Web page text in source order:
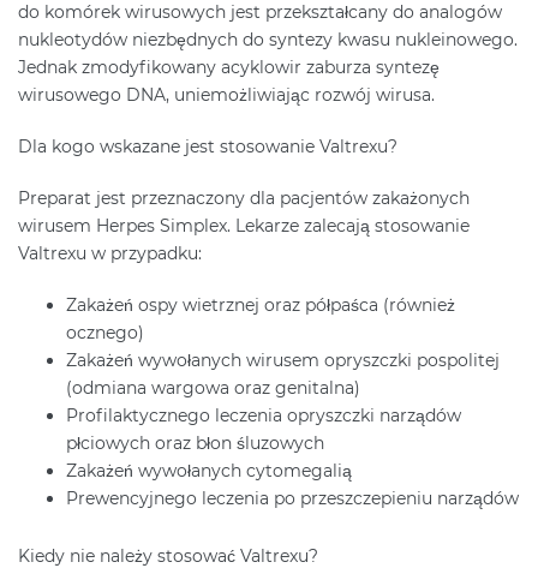
do komórek wirusowych jest przekształcany do analogów
nukleotydów niezbędnych do syntezy kwasu nukleinowego.
Jednak zmodyfikowany acyklowir zaburza syntezę
wirusowego DNA, uniemożliwiając rozwój wirusa.
Dla kogo wskazane jest stosowanie Valtrexu?
Preparat jest przeznaczony dla pacjentów zakażonych
wirusem Herpes Simplex. Lekarze zalecają stosowanie
Valtrexu w przypadku:
Zakażeń ospy wietrznej oraz półpaśca (również
ocznego)
Zakażeń wywołanych wirusem opryszczki pospolitej
(odmiana wargowa oraz genitalna)
Profilaktycznego leczenia opryszczki narządów
płciowych oraz błon śluzowych
Zakażeń wywołanych cytomegalią
Prewencyjnego leczenia po przeszczepieniu narządów
Kiedy nie należy stosować Valtrexu?